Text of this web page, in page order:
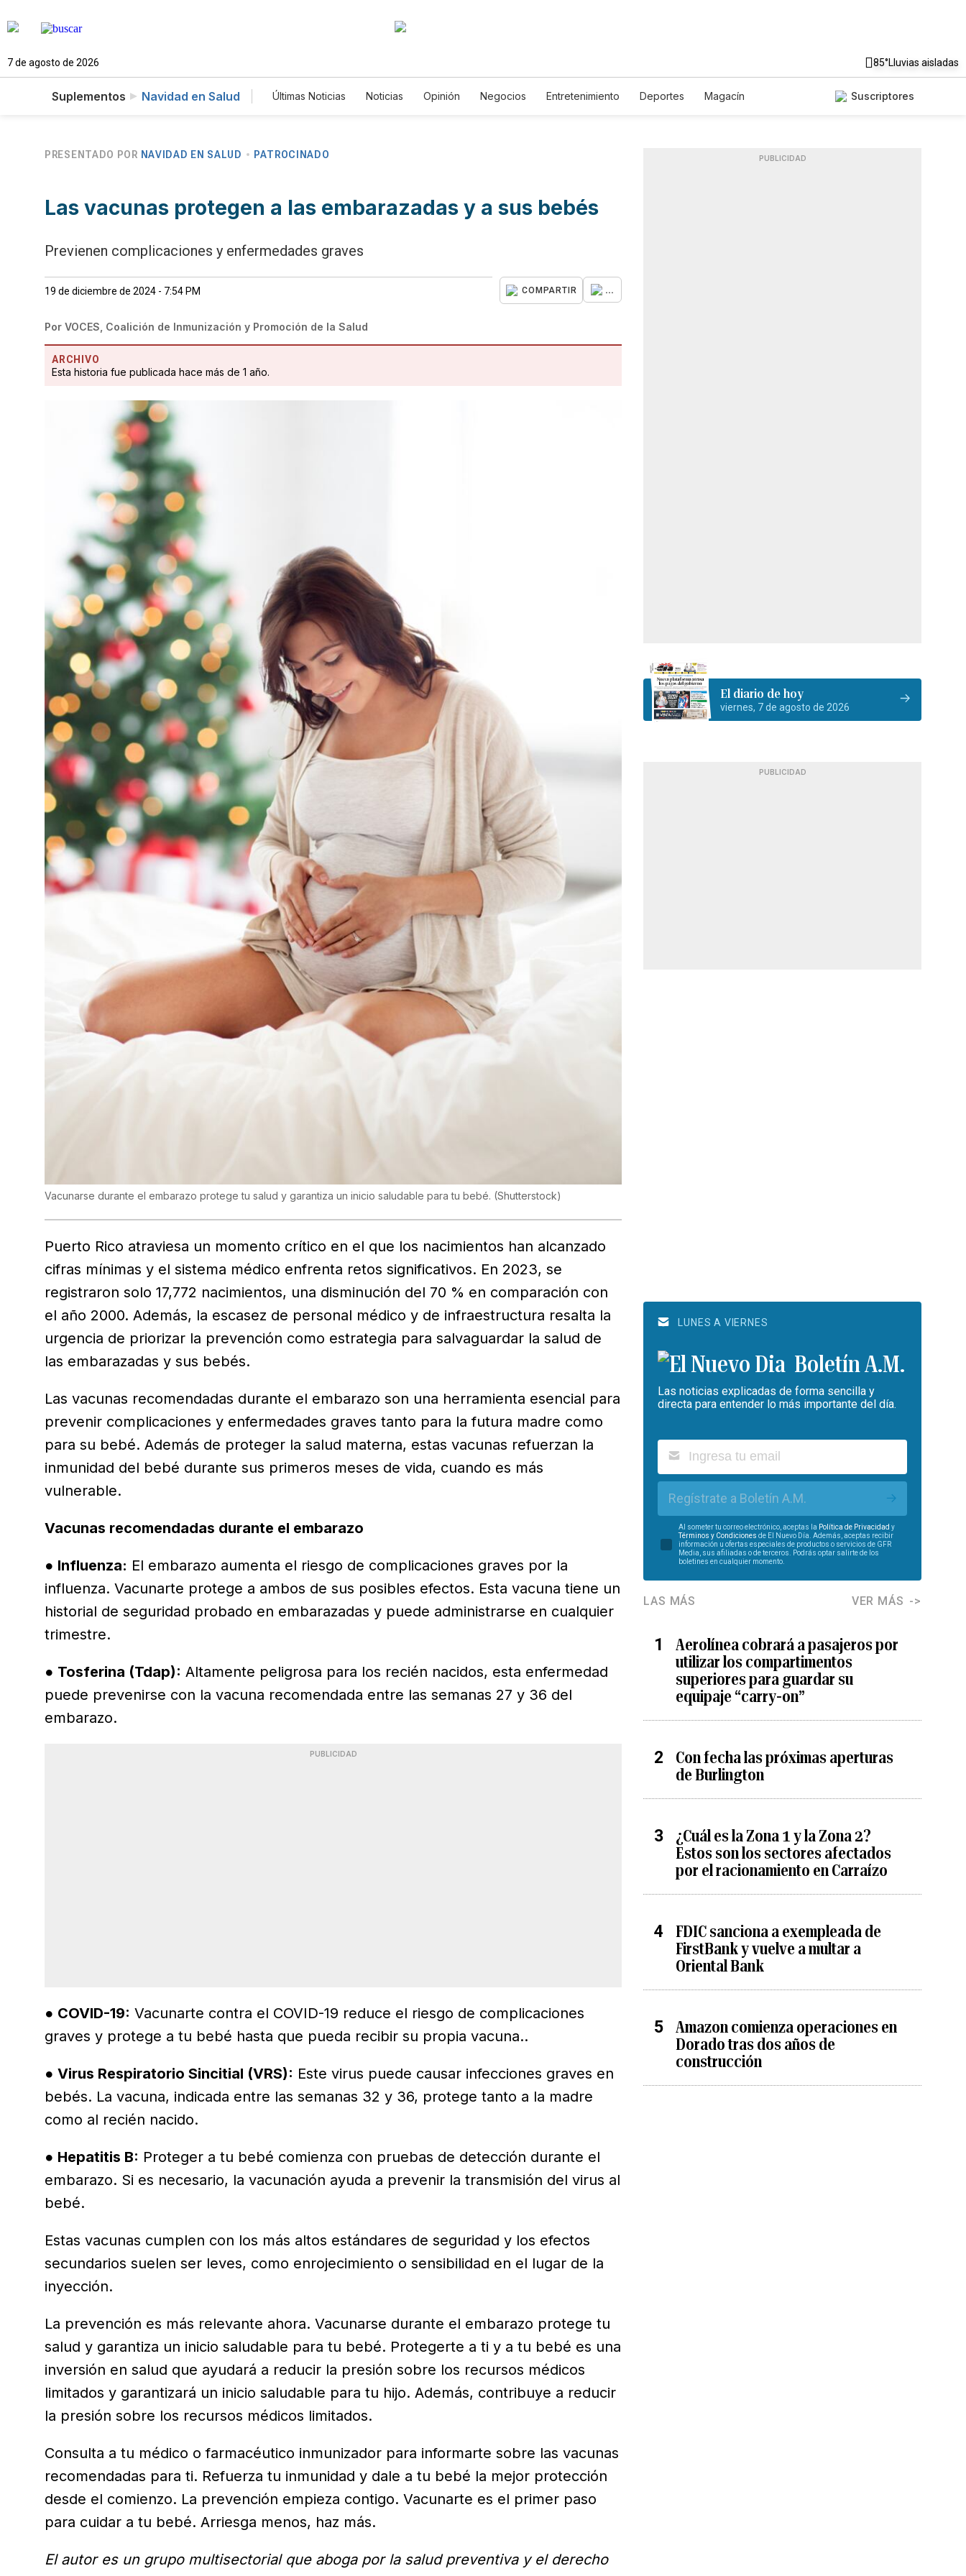
7 de agosto de 2026 85°Lluvias aisladas
Suplementos Navidad en Salud Últimas Noticias Noticias Opinión Negocios Entretenimiento Deportes
Magacín
Suscriptores
PRESENTADO POR NAVIDAD EN SALUD PATROCINADO
Las vacunas protegen a las embarazadas y a sus bebés
Previenen complicaciones y enfermedades graves
19 de diciembre de 2024 - 7:54 PM COMPARTIR ...
Por VOCES, Coalición de Inmunización y Promoción de la Salud
ARCHIVO
Esta historia fue publicada hace más de 1 año.
Vacunarse durante el embarazo protege tu salud y garantiza un inicio saludable para tu bebé. (Shutterstock)
Puerto Rico atraviesa un momento crítico en el que los nacimientos han alcanzado
cifras mínimas y el sistema médico enfrenta retos significativos. En 2023, se
registraron solo 17,772 nacimientos, una disminución del 70 % en comparación con
el año 2000. Además, la escasez de personal médico y de infraestructura resalta la
urgencia de priorizar la prevención como estrategia para salvaguardar la salud de
las embarazadas y sus bebés.
Las vacunas recomendadas durante el embarazo son una herramienta esencial para
prevenir complicaciones y enfermedades graves tanto para la futura madre como
para su bebé. Además de proteger la salud materna, estas vacunas refuerzan la
inmunidad del bebé durante sus primeros meses de vida, cuando es más
vulnerable.
Vacunas recomendadas durante el embarazo
● Influenza: El embarazo aumenta el riesgo de complicaciones graves por la
influenza. Vacunarte protege a ambos de sus posibles efectos. Esta vacuna tiene un
historial de seguridad probado en embarazadas y puede administrarse en cualquier
trimestre.
● Tosferina (Tdap): Altamente peligrosa para los recién nacidos, esta enfermedad
puede prevenirse con la vacuna recomendada entre las semanas 27 y 36 del
embarazo.
PUBLICIDAD
● COVID-19: Vacunarte contra el COVID-19 reduce el riesgo de complicaciones
graves y protege a tu bebé hasta que pueda recibir su propia vacuna..
●Virus Respiratorio Sincitial (VRS): Este virus puede causar infecciones graves en
bebés. La vacuna, indicada entre las semanas 32 y 36, protege tanto a la madre
como al recién nacido.
● Hepatitis B: Proteger a tu bebé comienza con pruebas de detección durante el
embarazo. Si es necesario, la vacunación ayuda a prevenir la transmisión del virus al
bebé.
Estas vacunas cumplen con los más altos estándares de seguridad y los efectos
secundarios suelen ser leves, como enrojecimiento o sensibilidad en el lugar de la
inyección.
La prevención es más relevante ahora. Vacunarse durante el embarazo protege tu
salud y garantiza un inicio saludable para tu bebé. Protegerte a ti y a tu bebé es una
inversión en salud que ayudará a reducir la presión sobre los recursos médicos
limitados y garantizará un inicio saludable para tu hijo. Además, contribuye a reducir
la presión sobre los recursos médicos limitados.
Consulta a tu médico o farmacéutico inmunizador para informarte sobre las vacunas
recomendadas para ti. Refuerza tu inmunidad y dale a tu bebé la mejor protección
desde el comienzo. La prevención empieza contigo. Vacunarte es el primer paso
para cuidar a tu bebé. Arriesga menos, haz más.
El autor es un grupo multisectorial que aboga por la salud preventiva y el derecho
PUBLICIDAD
El diario de hoy
viernes, 7 de agosto de 2026
PUBLICIDAD
LUNES A VIERNES
Boletín A.M.
Las noticias explicadas de forma sencilla y
directa para entender lo más importante del día.
Regístrate a Boletín A.M.
Al someter tu correo electrónico, aceptas la Política de Privacidad y
Términos y Condiciones de El Nuevo Día. Además, aceptas recibir
información u ofertas especiales de productos o servicios de GFR
Media, sus afiliadas o de terceros. Podrás optar salirte de los
boletines en cualquier momento.
LAS MÁS VER MÁS
Aerolínea cobrará a pasajeros por
utilizar los compartimentos
superiores para guardar su
equipaje “carry-on”
Con fecha las próximas aperturas
de Burlington
¿Cuál es la Zona 1 y la Zona 2?
Estos son los sectores afectados
por el racionamiento en Carraízo
FDIC sanciona a exempleada de
FirstBank y vuelve a multar a
Oriental Bank
Amazon comienza operaciones en
Dorado tras dos años de
construcción